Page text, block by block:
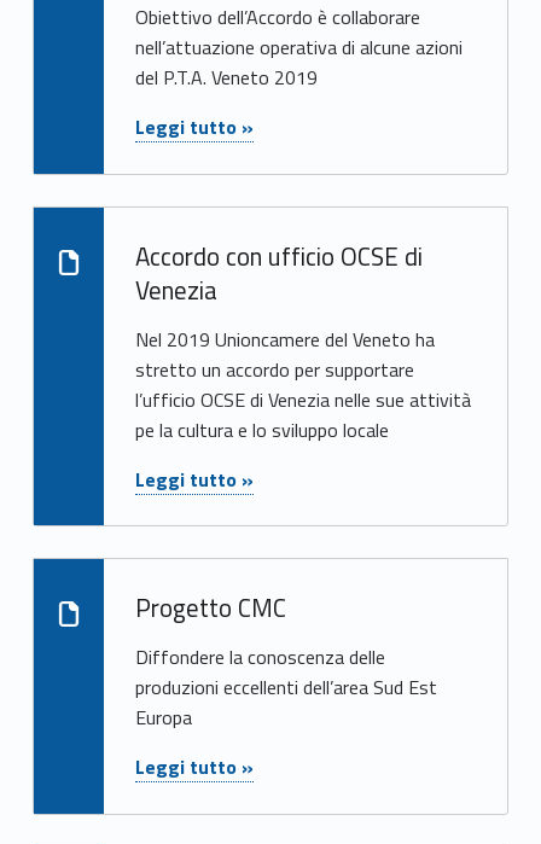
n
Obiettivo dell’Accordo è collaborare
nell’attuazione operativa di alcune azioni
del P.T.A. Veneto 2019
Leggi tutto »"Accordo di Collaborazione con la Regione del Veneto per iniziative di supporto alle azioni del Piano Turistico Annuale 2019"
Leggi oltre su "Accordo con ufficio OCSE di Venezia"
Accordo con ufficio OCSE di
Venezia
Nel 2019 Unioncamere del Veneto ha
stretto un accordo per supportare
l’ufficio OCSE di Venezia nelle sue attività
pe la cultura e lo sviluppo locale
Leggi tutto »
Leggi oltre su "Progetto CMC"
Progetto CMC
Diffondere la conoscenza delle
produzioni eccellenti dell’area Sud Est
Europa
Leggi tutto »